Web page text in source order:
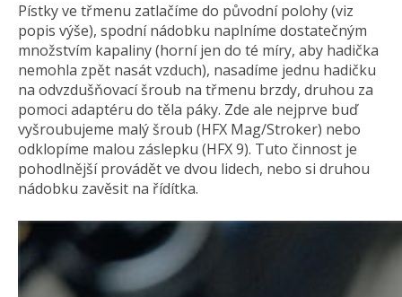
Pístky ve třmenu zatlačíme do původní polohy (viz
popis výše), spodní nádobku naplníme dostatečným
množstvím kapaliny (horní jen do té míry, aby hadička
nemohla zpět nasát vzduch), nasadíme jednu hadičku
na odvzdušňovací šroub na třmenu brzdy, druhou za
pomoci adaptéru do těla páky. Zde ale nejprve buď
vyšroubujeme malý šroub (HFX Mag/Stroker) nebo
odklopíme malou záslepku (HFX 9). Tuto činnost je
pohodlnější provádět ve dvou lidech, nebo si druhou
nádobku zavěsit na řídítka.